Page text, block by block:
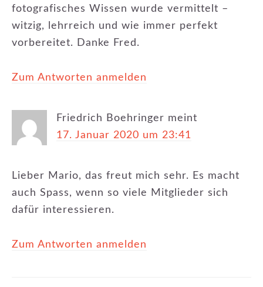
fotografisches Wissen wurde vermittelt –
witzig, lehrreich und wie immer perfekt
vorbereitet. Danke Fred.
Zum Antworten anmelden
Friedrich Boehringer meint
17. Januar 2020 um 23:41
Lieber Mario, das freut mich sehr. Es macht
auch Spass, wenn so viele Mitglieder sich
dafür interessieren.
Zum Antworten anmelden